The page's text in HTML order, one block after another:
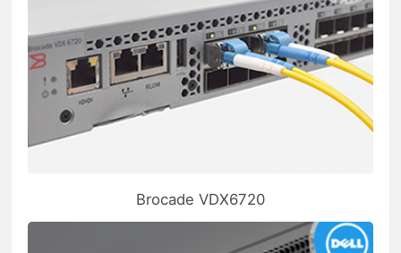
Brocade VDX6720